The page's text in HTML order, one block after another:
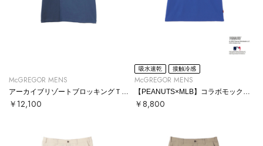
McGREGOR MENS
￥12,100
吸水速乾 接触冷感
McGREGOR MENS
￥8,800